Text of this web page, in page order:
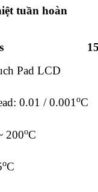
tuần hoàn
Pad LCD
0.01 / 0.001oC
200oC
oC